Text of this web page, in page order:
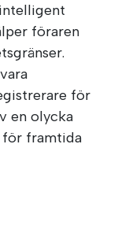
föraren
för
en olycka
för framtida